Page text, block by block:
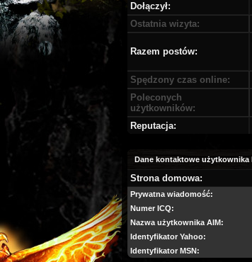
Dołączył:
Ostatnia wizyta:
Razem postów:
Spędzony czas online:
Poleconych
użytkowników:
Reputacja:
Dane kontaktowe użytkownika
Strona domowa:
Prywatna wiadomość:
Numer ICQ:
Nazwa użytkownika AIM:
Identyfikator Yahoo:
Identyfikator MSN: